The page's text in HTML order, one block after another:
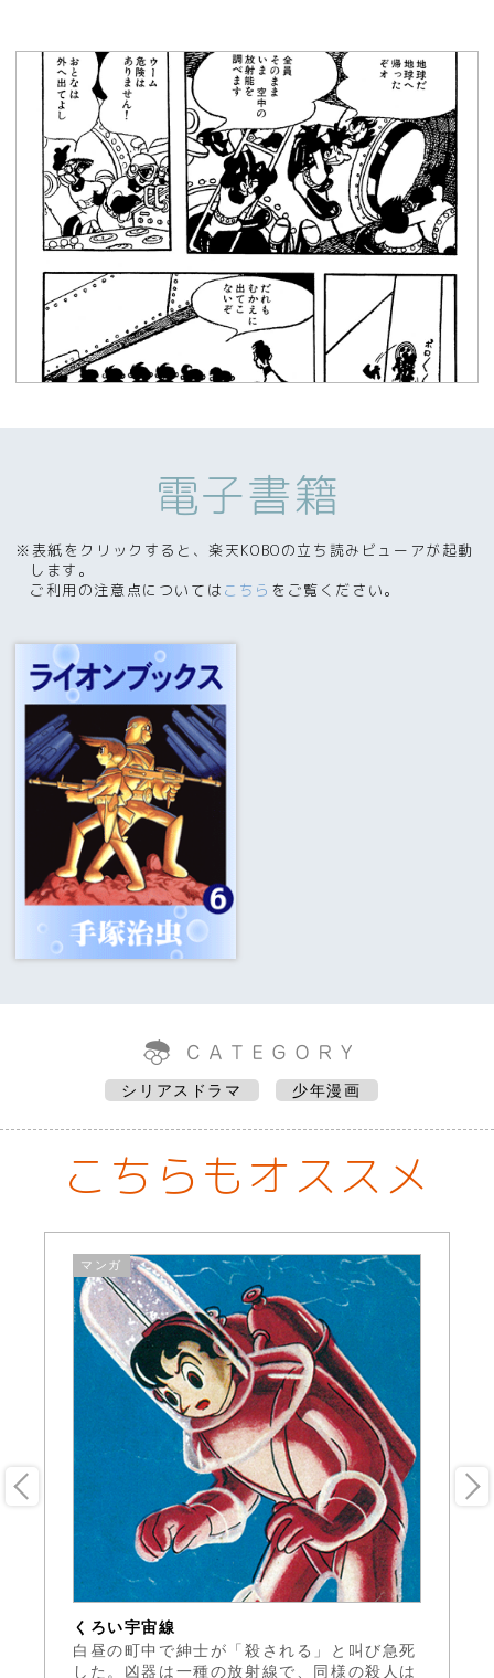
電子書籍
※表紙をクリックすると、楽天KOBOの立ち読みビューアが起動
します。
ご利用の注意点については こちら をご覧ください。
シリアスドラマ 少年漫画
こちらもオススメ
マンガ
くろい宇宙線
白昼の町中で紳士が「殺される」と叫び急死
した。凶器は一種の放射線で、同様の殺人は